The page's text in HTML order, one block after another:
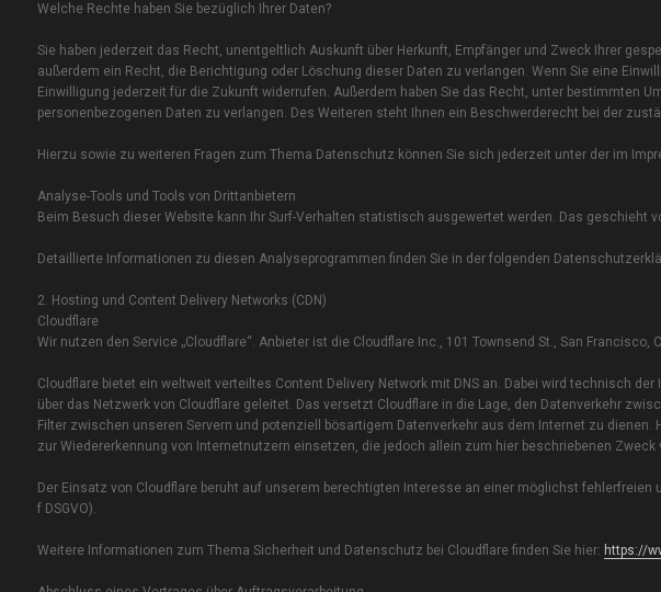
Welche Rechte haben Sie bezüglich Ihrer Daten?
Sie haben jederzeit das Recht, unentgeltlich Auskunft über Herkunft, Empfänger und Zweck Ihrer
außerdem ein Recht, die Berichtigung oder Löschung dieser Daten zu verlangen. Wenn Sie eine
Einwilligung jederzeit für die Zukunft widerrufen. Außerdem haben Sie das Recht, unter bestimmten
personenbezogenen Daten zu verlangen. Des Weiteren steht Ihnen ein Beschwerderecht bei der
Hierzu sowie zu weiteren Fragen zum Thema Datenschutz können Sie sich jederzeit unter der im
Analyse-Tools und Tools von Dritt­anbietern
Beim Besuch dieser Website kann Ihr Surf-Verhalten statistisch ausgewertet werden. Das geschieht
Detaillierte Informationen zu diesen Analyseprogrammen finden Sie in der folgenden
2. Hosting und Content Delivery Networks (CDN)
Cloudflare
Wir nutzen den Service „Cloudflare“. Anbieter ist die Cloudflare Inc., 101 Townsend St., San Francisco,
Cloudflare bietet ein weltweit verteiltes Content Delivery Network mit DNS an. Dabei wird technisch
über das Netzwerk von Cloudflare geleitet. Das versetzt Cloudflare in die Lage, den Datenverkehr
Filter zwischen unseren Servern und potenziell bösartigem Datenverkehr aus dem Internet zu
zur Wiedererkennung von Internetnutzern einsetzen, die jedoch allein zum hier beschriebenen Zweck
Der Einsatz von Cloudflare beruht auf unserem berechtigten Interesse an einer möglichst
f DSGVO).
Weitere Informationen zum Thema Sicherheit und Datenschutz bei Cloudflare finden Sie hier: https://